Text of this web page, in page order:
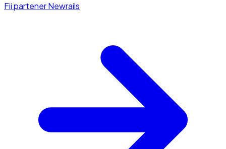
Fii partener Newrails